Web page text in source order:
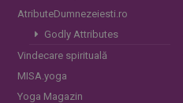
AtributeDumnezeiesti.ro
Godly Attributes
Vindecare spirituală
MISA.yoga
Yoga Magazin